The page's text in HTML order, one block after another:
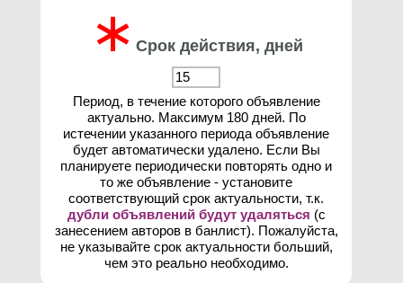
∗ Срок действия, дней
Период, в течение которого объявление
актуально. Максимум 180 дней. По
истечении указанного периода объявление
будет автоматически удалено. Если Вы
планируете периодически повторять одно и
то же объявление - установите
соответствующий срок актуальности, т.к.
дубли объявлений будут удаляться (с
занесением авторов в банлист). Пожалуйста,
не указывайте срок актуальности больший,
чем это реально необходимо.